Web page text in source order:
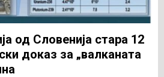
од Словенија стара 12
доказ за „валканата